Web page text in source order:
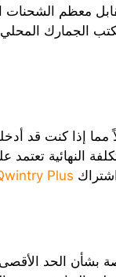
معظم الشحنات
الجمارك
مما إذا كنت قد
النهائية تعتمد
Plus
الحد الأقصى